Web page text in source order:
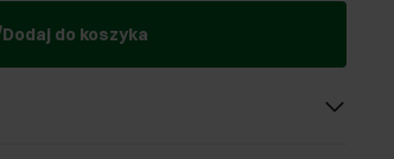
Dodaj do koszyka